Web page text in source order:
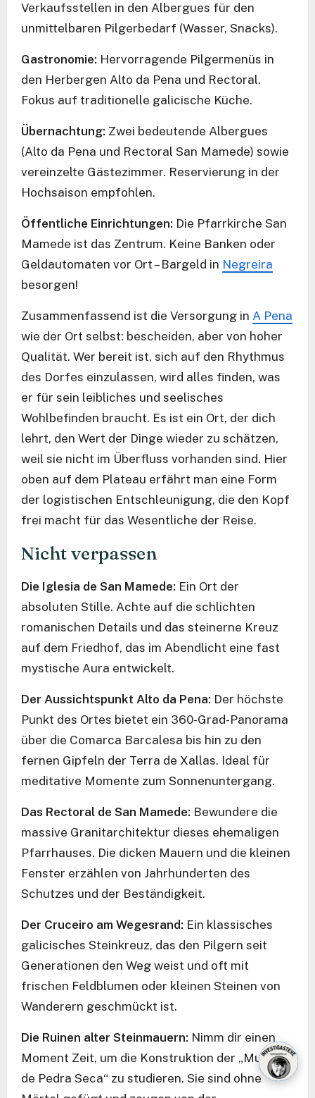
Verkaufsstellen in den Albergues für den
unmittelbaren Pilgerbedarf (Wasser, Snacks).
Gastronomie: Hervorragende Pilgermenüs in
den Herbergen Alto da Pena und Rectoral.
Fokus auf traditionelle galicische Küche.
Übernachtung: Zwei bedeutende Albergues
(Alto da Pena und Rectoral San Mamede) sowie
vereinzelte Gästezimmer. Reservierung in der
Hochsaison empfohlen.
Öffentliche Einrichtungen: Die Pfarrkirche San
Mamede ist das Zentrum. Keine Banken oder
Geldautomaten vor Ort – Bargeld in Negreira
besorgen!
Zusammenfassend ist die Versorgung in A Pena
wie der Ort selbst: bescheiden, aber von hoher
Qualität. Wer bereit ist, sich auf den Rhythmus
des Dorfes einzulassen, wird alles finden, was
er für sein leibliches und seelisches
Wohlbefinden braucht. Es ist ein Ort, der dich
lehrt, den Wert der Dinge wieder zu schätzen,
weil sie nicht im Überfluss vorhanden sind. Hier
oben auf dem Plateau erfährt man eine Form
der logistischen Entschleunigung, die den Kopf
frei macht für das Wesentliche der Reise.
Nicht verpassen
Die Iglesia de San Mamede: Ein Ort der
absoluten Stille. Achte auf die schlichten
romanischen Details und das steinerne Kreuz
auf dem Friedhof, das im Abendlicht eine fast
mystische Aura entwickelt.
Der Aussichtspunkt Alto da Pena: Der höchste
Punkt des Ortes bietet ein 360-Grad-Panorama
über die Comarca Barcalesa bis hin zu den
fernen Gipfeln der Terra de Xallas. Ideal für
meditative Momente zum Sonnenuntergang.
Das Rectoral de San Mamede: Bewundere die
massive Granitarchitektur dieses ehemaligen
Pfarrhauses. Die dicken Mauern und die kleinen
Fenster erzählen von Jahrhunderten des
Schutzes und der Beständigkeit.
Der Cruceiro am Wegesrand: Ein klassisches
galicisches Steinkreuz, das den Pilgern seit
Generationen den Weg weist und oft mit
frischen Feldblumen oder kleinen Steinen von
Wanderern geschmückt ist.
Die Ruinen alter Steinmauern: Nimm dir einen
Moment Zeit, um die Konstruktion der „Muros
de Pedra Seca“ zu studieren. Sie sind ohne